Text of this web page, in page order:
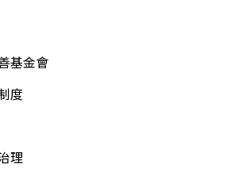
基金會
度
理